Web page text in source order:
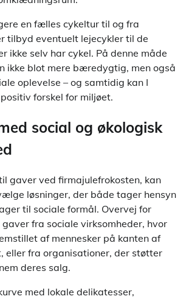
en fælles cykeltur til og fra
tilbyd eventuelt lejecykler til de
ikke selv har cykel. På denne måde
ikke blot mere bæredygtig, men også
oplevelse – og samtidig kan I
forskel for miljøet.
social og økologisk
gaver ved firmajulefrokosten, kan
løsninger, der både tager hensyn
til sociale formål. Overvej for
fra sociale virksomheder, hvor
af mennesker på kanten af
eller fra organisationer, der støtter
deres salg.
med lokale delikatesser,